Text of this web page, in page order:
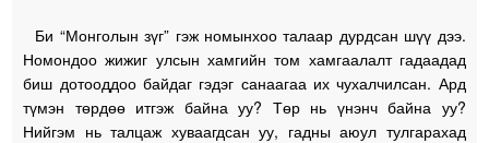
Би “Монголын зүг” гэж номынхоо талаар дурдсан шүү дээ.
Номондоо жижиг улсын хамгийн том хамгаалалт гадаадад
биш дотооддоо байдаг гэдэг санаагаа их чухалчилсан. Ард
түмэн төрдөө итгэж байна уу? Төр нь үнэнч байна уу?
Нийгэм нь талцаж хуваагдсан уу, гадны аюул тулгарахад